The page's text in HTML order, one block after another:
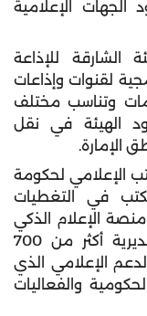
الإعلامية
الشارقة للإذاعة
لقنوات وإذاعات
وتناسب مختلف
الهيئة في نقل
الإمارة.
الإعلامي لحكومة
في التغطيات
منصة الإعلام الذكي
حيث بلغت القيمة الإعلانية التقديرية أكثر من 700
الإعلامي الذي
والفعاليات